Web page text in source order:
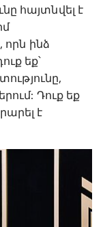
հայտնվել է
որն ինձ
եք՝
Դուք եք
է